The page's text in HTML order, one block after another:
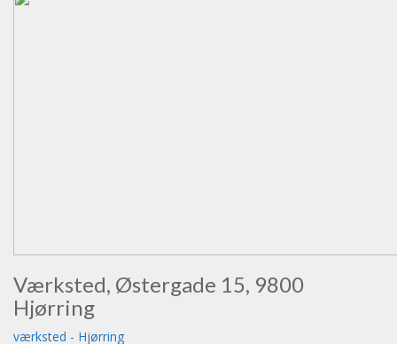
Værksted, Østergade 15, 9800
Hjørring
værksted - Hjørring